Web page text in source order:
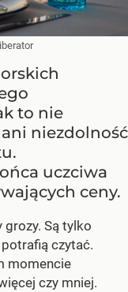
to nie
niezdolność
uczciwa
ceny.
Są tylko
czytać.
momencie
czy mniej.